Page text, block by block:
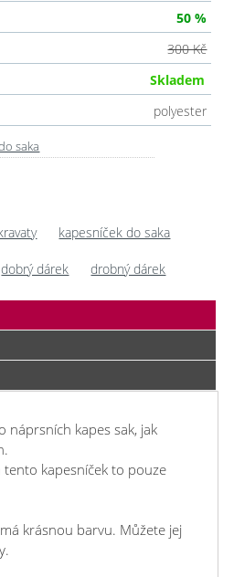
50 %
300 Kč
Skladem
polyester
saka
kapesníček do saka
dobrý dárek drobný dárek
náprsních kapes sak, jak
tento kapesníček to pouze
krásnou barvu. Můžete jej